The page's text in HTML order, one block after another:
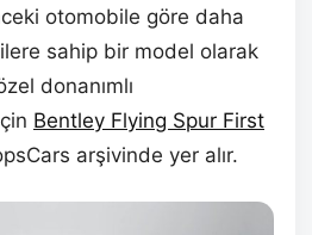
otomobile göre daha
sahip bir model olarak
donanımlı
Bentley Flying Spur First
arşivinde yer alır.